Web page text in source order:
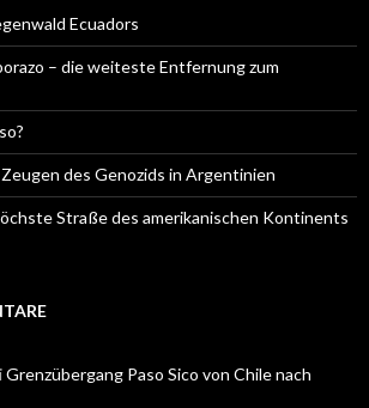
Ecuadors
– die weiteste Entfernung zum
des Genozids in Argentinien
Straße des amerikanischen Kontinents
Grenzübergang Paso Sico von Chile nach